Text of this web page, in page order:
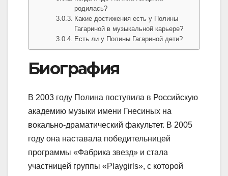
родилась?
Какие достижения есть у Полины
Гагариной в музыкальной карьере?
Есть ли у Полины Гагариной дети?
Биография
В 2003 году Полина поступила в Российскую
академию музыки имени Гнесиных на
вокально-драматический факультет. В 2005
году она наставала победительницей
программы «Фабрика звезд» и стала
участницей группы «Playgirls», с которой